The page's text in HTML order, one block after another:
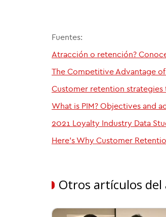
Fuentes:
Atracción o retención?
The Competitive Advantage
Customer retention strategies
What is PIM? Objectives and
2021 Loyalty Industry Data
Here’s Why Customer
Otros artículos